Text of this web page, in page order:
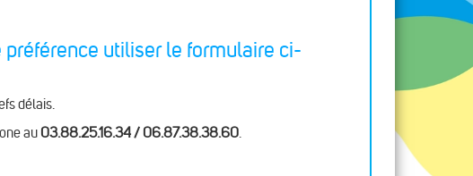
utiliser le formulaire ci-
délais.
au 03.88.25.16.34 / 06.87.38.38.60.